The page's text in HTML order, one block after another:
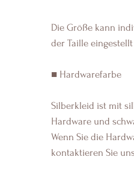
Die Größe kann
der Taille
■ Hardwarefarbe
Silberkleid ist mit
Hardware und
Wenn Sie die
kontaktieren Sie